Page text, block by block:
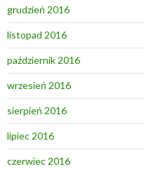
grudzień 2016
listopad 2016
październik 2016
wrzesień 2016
sierpień 2016
lipiec 2016
czerwiec 2016